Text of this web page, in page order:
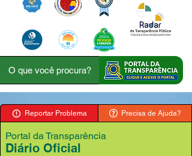
Reportar Problema Precisa de Ajuda?
Portal da Transparência
Diário Oficial